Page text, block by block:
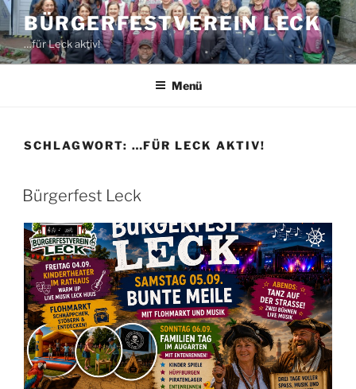
Zum
Inhalt
springen
BÜRGERFESTVEREIN LECK
…für Leck aktiv!
Menü
SCHLAGWORT: …FÜR LECK AKTIV!
Bürgerfest Leck